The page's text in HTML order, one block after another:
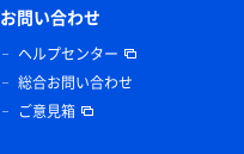
お問い合わせ
ヘルプセンター
総合お問い合わせ
ご意見箱